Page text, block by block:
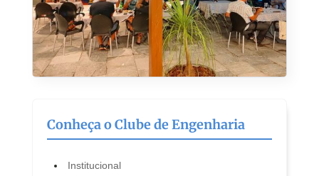
Conheça o Clube de Engenharia
Institucional